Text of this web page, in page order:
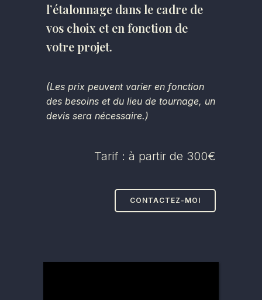
l’étalonnage dans le cadre de
vos choix et en fonction de
votre projet.
(Les prix peuvent varier en fonction
des besoins et du lieu de tournage, un
devis sera nécessaire.)
Tarif : à partir de 300€
CONTACTEZ-MOI